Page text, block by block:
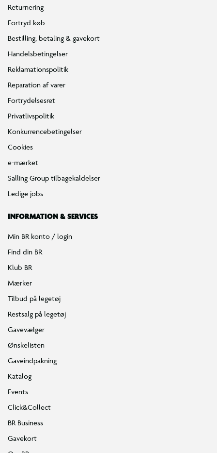
Returnering
Fortryd køb
Bestilling, betaling & gavekort
Handelsbetingelser
Reklamationspolitik
Reparation af varer
Fortrydelsesret
Privatlivspolitik
Konkurrencebetingelser
Cookies
e-mærket
Salling Group tilbagekaldelser
Ledige jobs
INFORMATION & SERVICES
Min BR konto / login
Find din BR
Klub BR
Mærker
Tilbud på legetøj
Restsalg på legetøj
Gavevælger
Ønskelisten
Gaveindpakning
Katalog
Events
Click&Collect
BR Business
Gavekort